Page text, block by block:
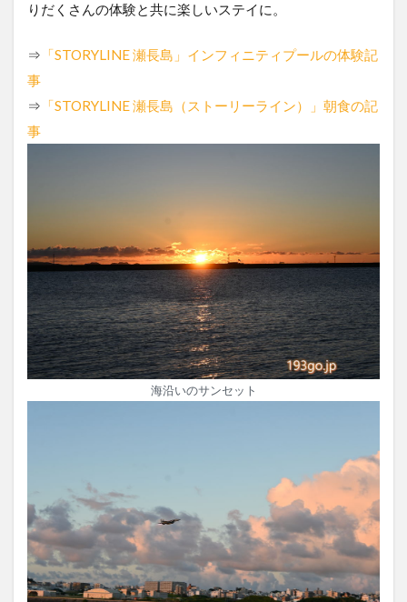
りだくさんの体験と共に楽しいステイに。
⇒ 「STORYLINE 瀬長島」インフィニティプールの体験記
事
⇒ 「STORYLINE 瀬長島（ストーリーライン）」朝食の記
事
海沿いのサンセット